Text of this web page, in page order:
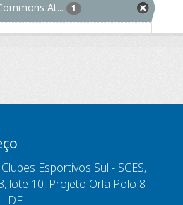
At... 1
Esportivos Sul - SCES,
lote 10, Projeto Orla Polo 8
DF